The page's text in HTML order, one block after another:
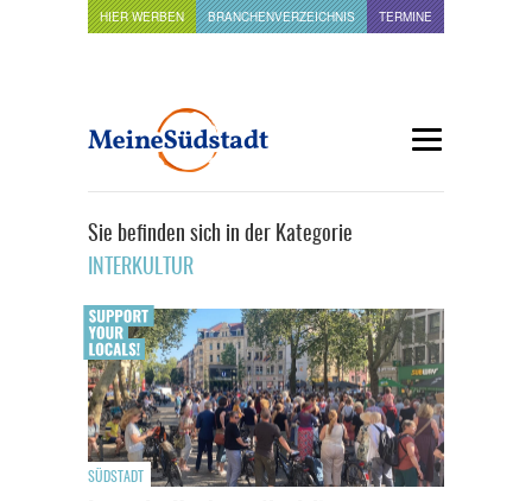
HIER WERBEN BRANCHENVERZEICHNIS TERMINE
Sie befinden sich in der Kategorie
INTERKULTUR
SÜDSTADT